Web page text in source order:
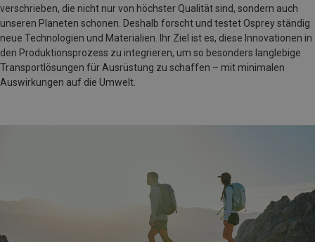
verschrieben, die nicht nur von höchster Qualität sind, sondern auch
unseren Planeten schonen. Deshalb forscht und testet Osprey ständig
neue Technologien und Materialien. Ihr Ziel ist es, diese Innovationen in
den Produktionsprozess zu integrieren, um so besonders langlebige
Transportlösungen für Ausrüstung zu schaffen – mit minimalen
Auswirkungen auf die Umwelt.